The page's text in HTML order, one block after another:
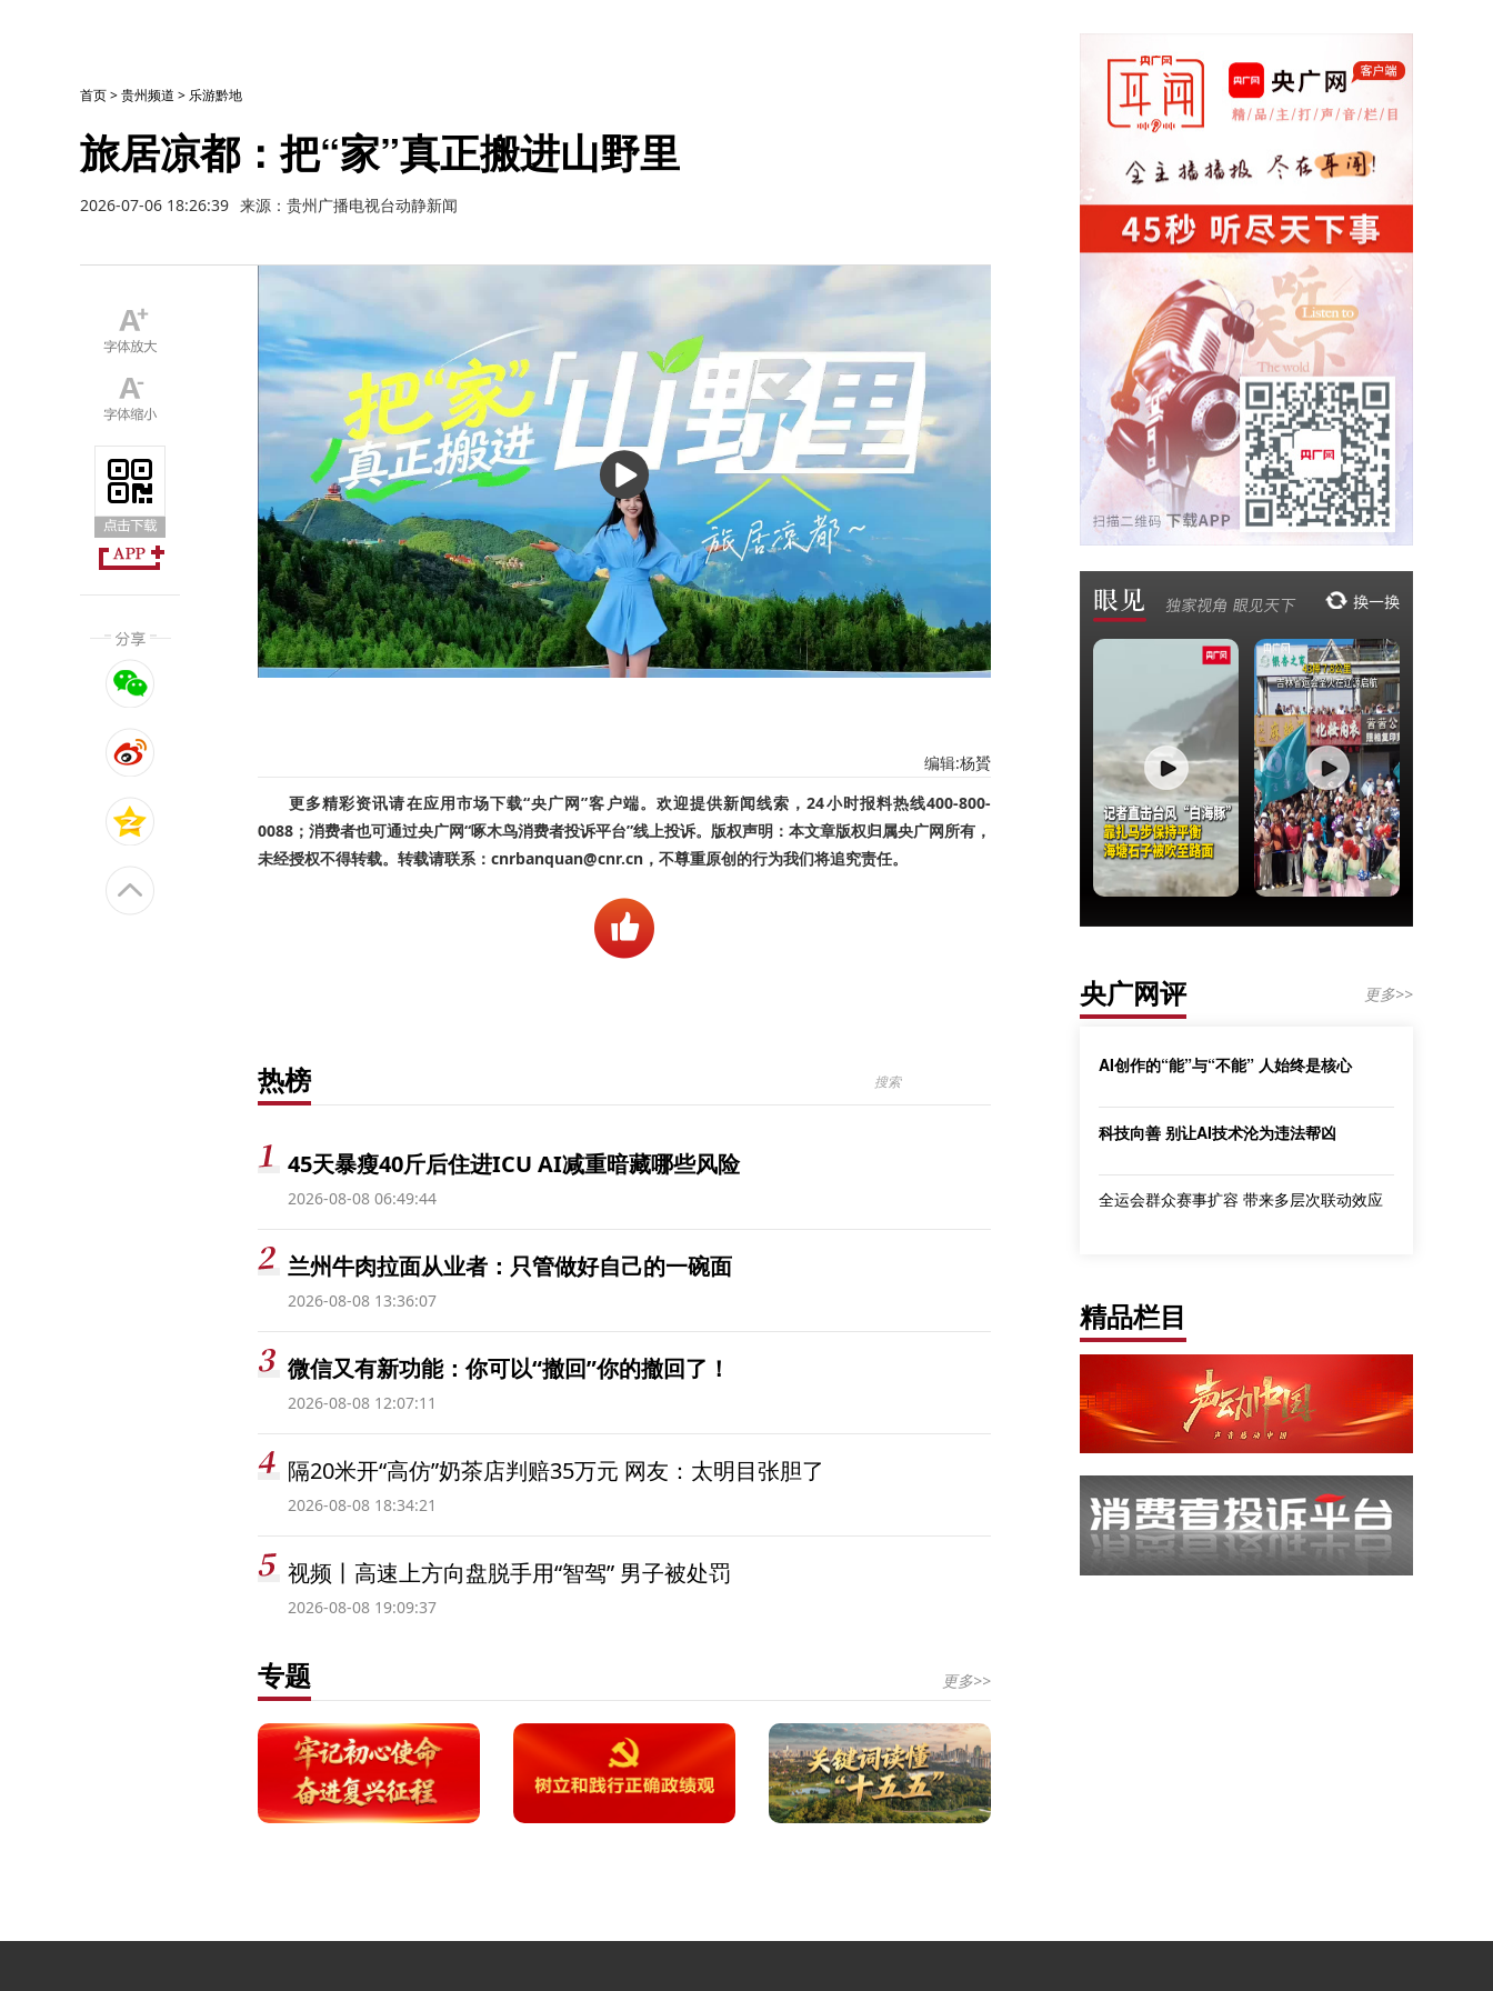
首页>贵州频道 >乐游黔地
旅居凉都：把“家”真正搬进山野里
2026-07-06 18:26:39 来源：贵州广播电视台动静新闻
播
放
编辑:杨贇
更多精彩资讯请在应用市场下载“央广网”客户端。欢迎提供新闻线索，24小时报料热线400-800-
0088；消费者也可通过央广网“啄木鸟消费者投诉平台”线上投诉。版权声明：本文章版权归属央广网所有，
未经授权不得转载。转载请联系：cnrbanquan@cnr.cn，不尊重原创的行为我们将追究责任。
热榜
45天暴瘦40斤后住进ICU AI减重暗藏哪些风险
2026-08-08 06:49:44
兰州牛肉拉面从业者：只管做好自己的一碗面
2026-08-08 13:36:07
微信又有新功能：你可以“撤回”你的撤回了！
2026-08-08 12:07:11
隔20米开“高仿”奶茶店判赔35万元 网友：太明目张胆了
2026-08-08 18:34:21
视频丨高速上方向盘脱手用“智驾” 男子被处罚
2026-08-08 19:09:37
专题 更多>>
央广网评 更多>>
AI创作的“能”与“不能” 人始终是核心
科技向善 别让AI技术沦为违法帮凶
全运会群众赛事扩容 带来多层次联动效应
精品栏目